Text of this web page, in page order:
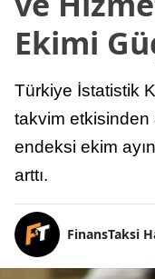
Ekimi
Türkiye İstatistik
takvim etkisinden
endeksi ekim
arttı.
FinansTaksi